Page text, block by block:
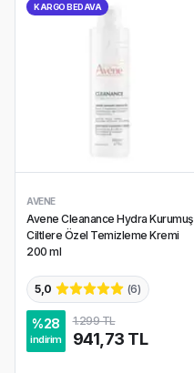
KARGO BEDAVA
AVENE
Avene Cleanance Hydra Kurumuş
Ciltlere Özel Temizleme Kremi
200 ml
5,0 (6)
%28
indirim
1.299 TL
941,73 TL